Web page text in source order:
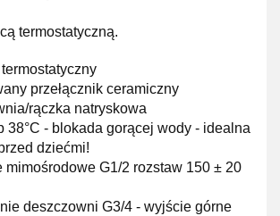
termostatyczną.
przełącznik ceramiczny
rączka natryskowa
38°C - blokada gorącej wody - idealna
dziećmi!
mimośrodowe G1/2 rozstaw 150 ± 20
deszczowni G3/4 - wyjście górne